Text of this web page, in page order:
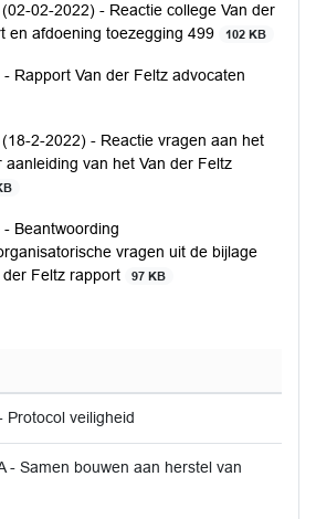
02-2022) - Reactie college Van der
en afdoening toezegging 499
102 KB
- Rapport Van der Feltz advocaten
2-2022) - Reactie vragen aan het
aanleiding van het Van der Feltz
- Beantwoording
vragen uit de bijlage
der Feltz rapport
97 KB
Protocol veiligheid
- Samen bouwen aan herstel van